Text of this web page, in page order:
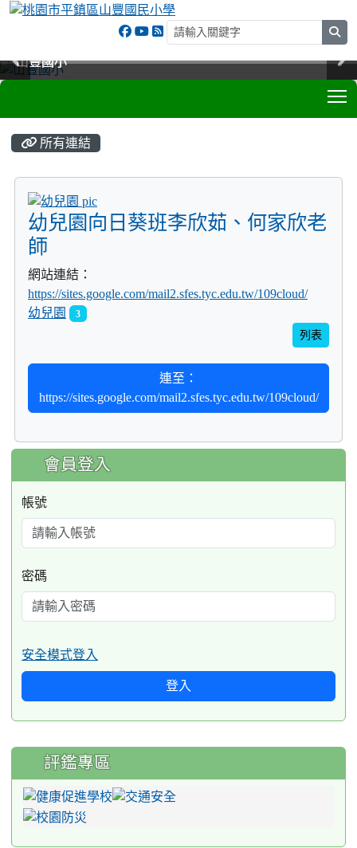
山豐國小
山豐國小
山豐國小
山豐國小
所有連結
title:幼兒園
幼兒園向日葵班李欣茹、何家欣老
師
網站連結：
https://sites.google.com/mail2.sfes.tyc.edu.tw/109cloud/
幼兒園
3
列表
連至：
https://sites.google.com/mail2.sfes.tyc.edu.tw/109cloud/
:::
會員登入
帳號
密碼
安全模式登入
登入
評鑑專區